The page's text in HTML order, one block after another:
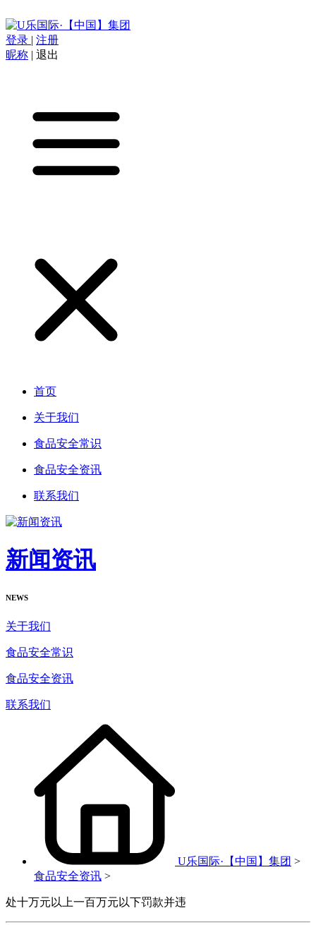
登录 | 注册
昵称 | 退出
首页
关于我们
食品安全常识
食品安全资讯
联系我们
新闻资讯
NEWS
关于我们
食品安全常识
食品安全资讯
联系我们
U乐国际·【中国】集团 >
食品安全资讯 >
处十万元以上一百万元以下罚款并违